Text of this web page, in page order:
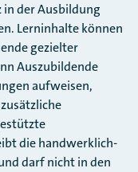
in der Ausbildung
Lerninhalte können
gezielter
Auszubildende
aufweisen,
die handwerklich-
darf nicht in den